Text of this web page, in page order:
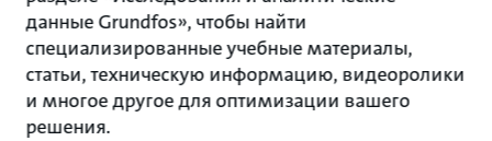
данные Grundfos», чтобы найти
специализированные учебные материалы,
статьи, техническую информацию, видеоролики
и многое другое для оптимизации вашего
решения.